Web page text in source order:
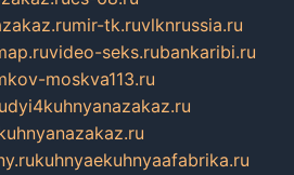
mir-tk.ruvlknrussia.ru
video-seks.rubankaribi.ru
moskva113.ru
kuhnyaekuhnyaafabrika.ru